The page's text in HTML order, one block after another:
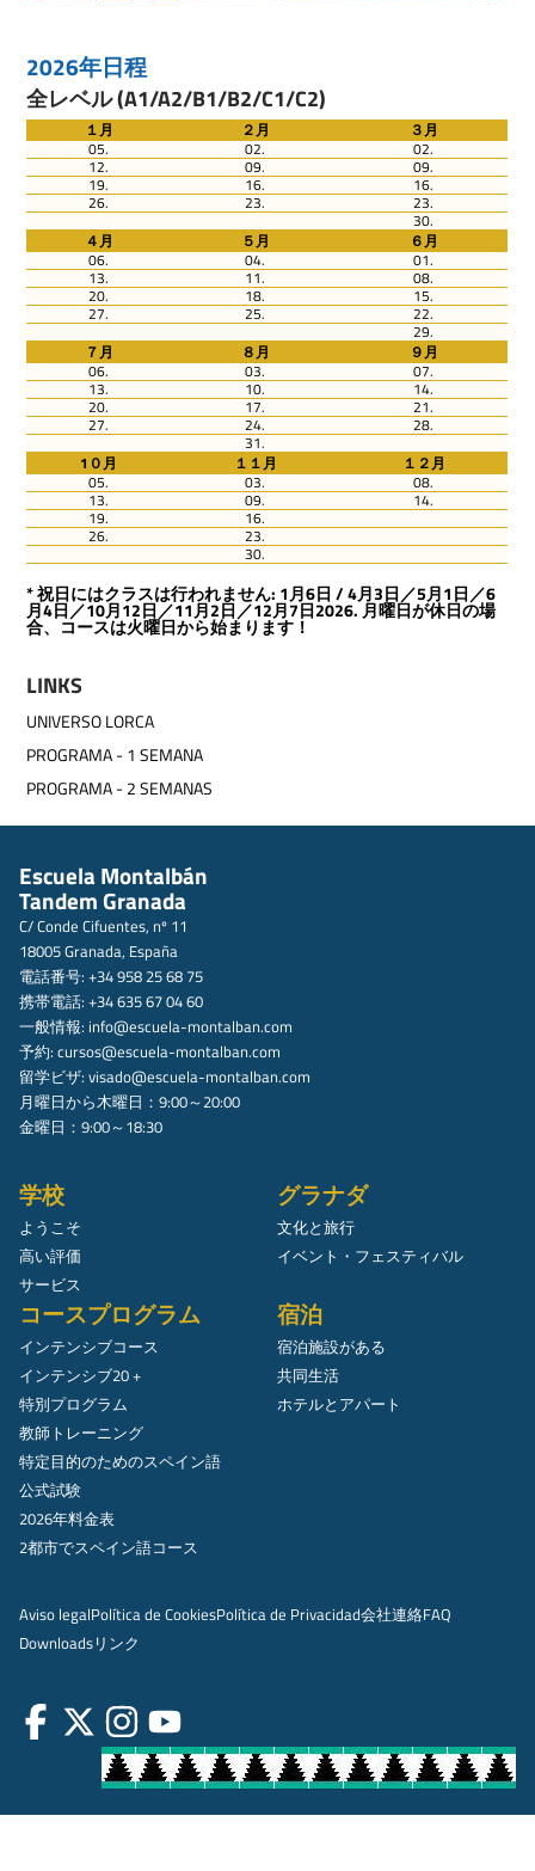
2026年日程
全レベル (A1/A2/B1/B2/C1/C2)
１月 ２月
３月
05.
02. 02.
12. 09. 09.
19. 16. 16.
26. 23. 23.
30.
４月
５月
６月
06.
04. 01.
13. 11. 08.
20. 18. 15.
27. 25. 22.
29.
７月
８月
９月
06.
03. 07.
13. 10. 14.
20. 17. 21.
27. 24. 28.
31.
1０月
１１月
１２月
05.
03. 08.
13. 09. 14.
19. 16.
26. 23.
30.
* 祝日にはクラスは行われません: 1月6日 / 4月3日／5月1日／6
月4日／10月12日／11月2日／12月7日2026. 月曜日が休日の場
合、コースは火曜日から始まります！
LINKS
UNIVERSO LORCA
PROGRAMA - 1 SEMANA
PROGRAMA - 2 SEMANAS
Escuela Montalbán
Tandem Granada
C/ Conde Cifuentes, nº 11
18005 Granada, España
電話番号: +34 958 25 68 75
携帯電話: +34 635 67 04 60
一般情報: info@escuela-montalban.com
予約: cursos@escuela-montalban.com
留学ビザ: visado@escuela-montalban.com
月曜日から木曜日：9:00～20:00
金曜日：9:00～18:30
学校
ようこそ
高い評価
サービス
グラナダ
文化と旅行
イベント・フェスティバル
コースプログラム
インテンシブコース
インテンシブ20 +
特別プログラム
教師トレーニング
特定目的のためのスペイン語
公式試験
2026年料金表
2都市でスペイン語コース
宿泊
宿泊施設がある
共同生活
ホテルとアパート
Aviso legalPolítica de CookiesPolítica de Privacidad会社連絡FAQ
Downloadsリンク